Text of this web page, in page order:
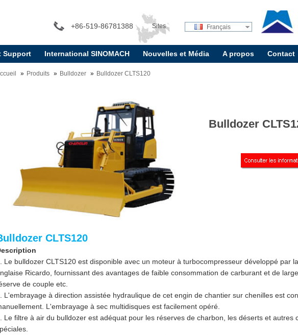
+86-519-86781388 Sites
internationaux:
Français
Support International SINOMACH Nouvelles et Média A propos Contact
Produits Bulldozer Bulldozer CLTS120
Bulldozer
CLTS120
Le bulldozer CLTS120 est disponible avec un moteur à turbocompresseur développé par
Ricardo, fournissant des avantages de faible consommation de carburant et de
de couple etc.
L'embrayage à direction assistée hydraulique de cet engin de chantier sur chenilles est
L'embrayage à sec multidisques est facilement opéré.
Le filtre à air du bulldozer est adéquat pour les réserves de charbon, les déserts et autres